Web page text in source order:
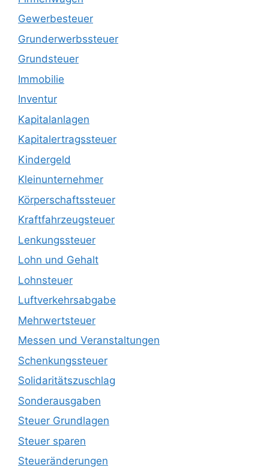
Gewerbesteuer
Grunderwerbssteuer
Grundsteuer
Immobilie
Inventur
Kapitalanlagen
Kapitalertragssteuer
Kindergeld
Kleinunternehmer
Körperschaftssteuer
Kraftfahrzeugsteuer
Lenkungssteuer
Lohn und Gehalt
Lohnsteuer
Luftverkehrsabgabe
Mehrwertsteuer
Messen und Veranstaltungen
Schenkungssteuer
Solidaritätszuschlag
Sonderausgaben
Steuer Grundlagen
Steuer sparen
Steueränderungen